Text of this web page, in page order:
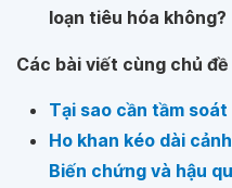
loạn tiêu hóa không?
Các bài viết cùng chủ đề
Tại sao cần tầm
Ho khan kéo dài
Biến chứng và hậu